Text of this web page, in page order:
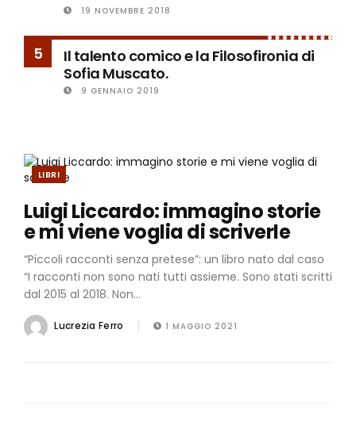
19 NOVEMBRE 2018
5
Il talento comico e la Filosofironia di
Sofia Muscato.
9 GENNAIO 2019
LIBRI
Luigi Liccardo: immagino storie
e mi viene voglia di scriverle
“Piccoli racconti senza pretese”: un libro nato dal caso
“I racconti non sono nati tutti assieme. Sono stati scritti
dal 2015 al 2018. Non...
Lucrezia Ferro 1 MAGGIO 2021